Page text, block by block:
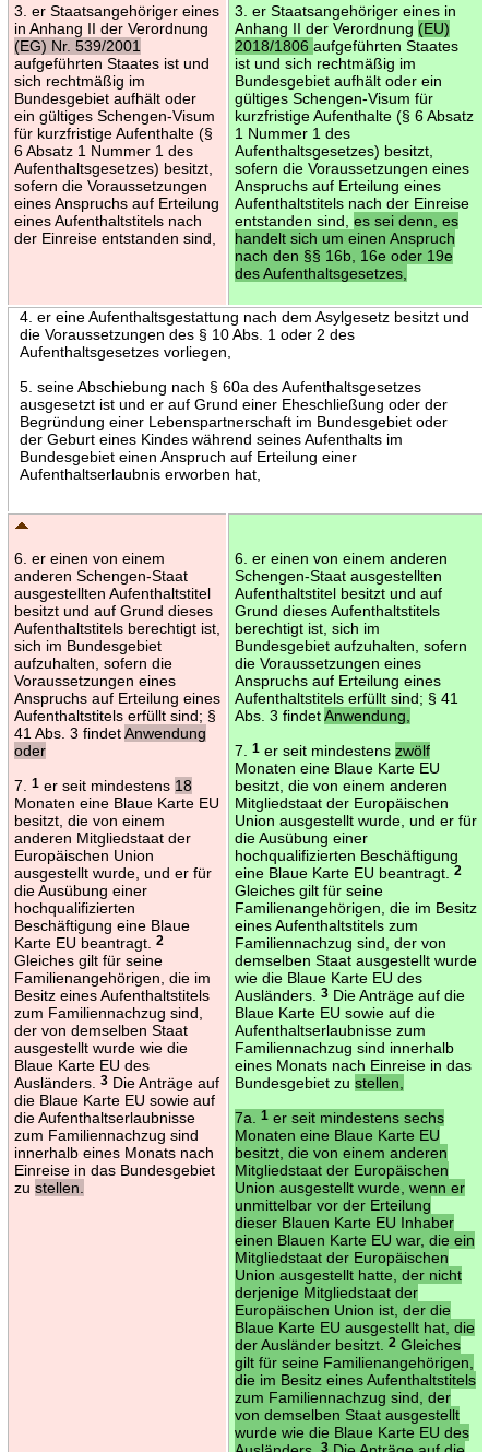
3. er Staatsangehöriger eines
in Anhang II der Verordnung
(EG) Nr. 539/2001
aufgeführten Staates ist und
sich rechtmäßig im
Bundesgebiet aufhält oder
ein gültiges Schengen-Visum
für kurzfristige Aufenthalte (§
6 Absatz 1 Nummer 1 des
Aufenthaltsgesetzes) besitzt,
sofern die Voraussetzungen
eines Anspruchs auf Erteilung
eines Aufenthaltstitels nach
der Einreise entstanden sind,
3. er Staatsangehöriger eines in
Anhang II der Verordnung (EU)
2018/1806 aufgeführten Staates
ist und sich rechtmäßig im
Bundesgebiet aufhält oder ein
gültiges Schengen-Visum für
kurzfristige Aufenthalte (§ 6 Absatz
1 Nummer 1 des
Aufenthaltsgesetzes) besitzt,
sofern die Voraussetzungen eines
Anspruchs auf Erteilung eines
Aufenthaltstitels nach der Einreise
entstanden sind, es sei denn, es
handelt sich um einen Anspruch
nach den §§ 16b, 16e oder 19e
des Aufenthaltsgesetzes,
4. er eine Aufenthaltsgestattung nach dem Asylgesetz besitzt und
die Voraussetzungen des § 10 Abs. 1 oder 2 des
Aufenthaltsgesetzes vorliegen,
5. seine Abschiebung nach § 60a des Aufenthaltsgesetzes
ausgesetzt ist und er auf Grund einer Eheschließung oder der
Begründung einer Lebenspartnerschaft im Bundesgebiet oder
der Geburt eines Kindes während seines Aufenthalts im
Bundesgebiet einen Anspruch auf Erteilung einer
Aufenthaltserlaubnis erworben hat,
6. er einen von einem
anderen Schengen-Staat
ausgestellten Aufenthaltstitel
besitzt und auf Grund dieses
Aufenthaltstitels berechtigt ist,
sich im Bundesgebiet
aufzuhalten, sofern die
Voraussetzungen eines
Anspruchs auf Erteilung eines
Aufenthaltstitels erfüllt sind; §
41 Abs. 3 findetAnwendung
oder
7.
1er seit mindestens 18
Monaten eine Blaue Karte EU
besitzt, die von einem
anderen Mitgliedstaat der
Europäischen Union
ausgestellt wurde, und er für
die Ausübung einer
hochqualifizierten
Beschäftigung eine Blaue
Karte EU beantragt.
2
Gleiches gilt für seine
Familienangehörigen, die im
Besitz eines Aufenthaltstitels
zum Familiennachzug sind,
der von demselben Staat
ausgestellt wurde wie die
Blaue Karte EU des
Ausländers.
3Die Anträge auf
die Blaue Karte EU sowie auf
die Aufenthaltserlaubnisse
zum Familiennachzug sind
innerhalb eines Monats nach
Einreise in das Bundesgebiet
zu stellen.
6. er einen von einem anderen
Schengen-Staat ausgestellten
Aufenthaltstitel besitzt und auf
Grund dieses Aufenthaltstitels
berechtigt ist, sich im
Bundesgebiet aufzuhalten, sofern
die Voraussetzungen eines
Anspruchs auf Erteilung eines
Aufenthaltstitels erfüllt sind; § 41
Abs. 3 findetAnwendung,
7.
1er seit mindestens zwölf
Monaten eine Blaue Karte EU
besitzt, die von einem anderen
Mitgliedstaat der Europäischen
Union ausgestellt wurde, und er für
die Ausübung einer
hochqualifizierten Beschäftigung
eine Blaue Karte EU beantragt.
2
Gleiches gilt für seine
Familienangehörigen, die im Besitz
eines Aufenthaltstitels zum
Familiennachzug sind, der von
demselben Staat ausgestellt wurde
wie die Blaue Karte EU des
Ausländers.
3Die Anträge auf die
Blaue Karte EU sowie auf die
Aufenthaltserlaubnisse zum
Familiennachzug sind innerhalb
eines Monats nach Einreise in das
Bundesgebiet zu stellen,
7a.
1er seit mindestens sechs
Monaten eine Blaue Karte EU
besitzt, die von einem anderen
Mitgliedstaat der Europäischen
Union ausgestellt wurde, wenn er
unmittelbar vor der Erteilung
dieser Blauen Karte EU Inhaber
einen Blauen Karte EU war, die ein
Mitgliedstaat der Europäischen
Union ausgestellt hatte, der nicht
derjenige Mitgliedstaat der
Europäischen Union ist, der die
Blaue Karte EU ausgestellt hat, die
der Ausländer besitzt.
2Gleiches
gilt für seine Familienangehörigen,
die im Besitz eines Aufenthaltstitels
zum Familiennachzug sind, der
von demselben Staat ausgestellt
wurde wie die Blaue Karte EU des
3